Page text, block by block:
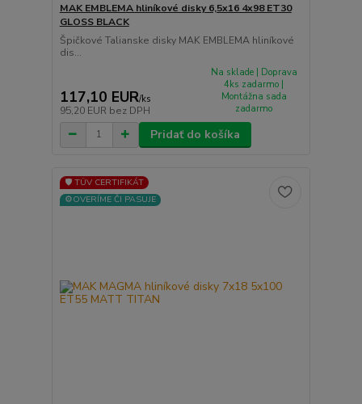
MAK EMBLEMA hliníkové disky 6,5x16 4x98 ET30
GLOSS BLACK
Špičkové Talianske disky MAK EMBLEMA hliníkové
dis...
117,10 EUR/ks
95,20 EUR bez DPH
Na sklade | Doprava
4ks zadarmo |
Montážna sada
zadarmo
Pridať do košíka
🛡️ TÜV CERTIFIKÁT
⚙️OVERÍME ČI PASUJE